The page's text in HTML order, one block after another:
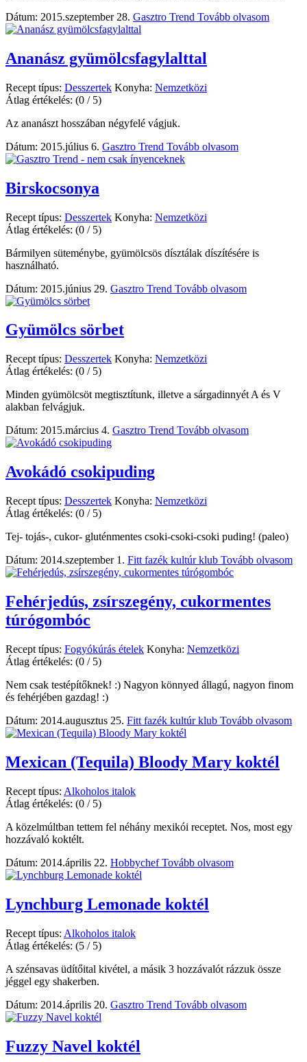
Dátum: 2015.szeptember 28. Gasztro Trend Tovább olvasom
Ananász gyümölcsfagylalttal
Recept típus: Desszertek Konyha: Nemzetközi
Átlag értékelés: (0 / 5)
Az ananászt hosszában négyfelé vágjuk.
Dátum: 2015.július 6. Gasztro Trend Tovább olvasom
Birskocsonya
Recept típus: Desszertek Konyha: Nemzetközi
Átlag értékelés: (0 / 5)
Bármilyen süteménybe, gyümölcsös dísztálak díszítésére is
használható.
Dátum: 2015.június 29. Gasztro Trend Tovább olvasom
Gyümölcs sörbet
Recept típus: Desszertek Konyha: Nemzetközi
Átlag értékelés: (0 / 5)
Minden gyümölcsöt megtisztítunk, illetve a sárgadinnyét A és V
alakban felvágjuk.
Dátum: 2015.március 4. Gasztro Trend Tovább olvasom
Avokádó csokipuding
Recept típus: Desszertek Konyha: Nemzetközi
Átlag értékelés: (0 / 5)
Tej- tojás-, cukor- gluténmentes csoki-csoki-csoki puding! (paleo)
Dátum: 2014.szeptember 1. Fitt fazék kultúr klub Tovább olvasom
Fehérjedús, zsírszegény, cukormentes
túrógombóc
Recept típus: Fogyókúrás ételek Konyha: Nemzetközi
Átlag értékelés: (0 / 5)
Nem csak testépítőknek! :) Nagyon könnyed állagú, nagyon finom
és fehérjében gazdag! :)
Dátum: 2014.augusztus 25. Fitt fazék kultúr klub Tovább olvasom
Mexican (Tequila) Bloody Mary koktél
Recept típus: Alkoholos italok
Átlag értékelés: (0 / 5)
A közelmúltban tettem fel néhány mexikói receptet. Nos, most egy
hozzávaló koktélt.
Dátum: 2014.április 22. HobbychefTovább olvasom
Lynchburg Lemonade koktél
Recept típus: Alkoholos italok
Átlag értékelés: (5 / 5)
A szénsavas üdítőital kivétel, a másik 3 hozzávalót rázzuk össze
jéggel egy shakerben.
Dátum: 2014.április 20. Gasztro Trend Tovább olvasom
Fuzzy Navel koktél